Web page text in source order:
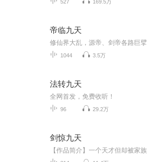
527 169.5万
帝临九天
1044 3.5万
法转九天
全网首发，免费收听！
96 29.2万
剑惊九天